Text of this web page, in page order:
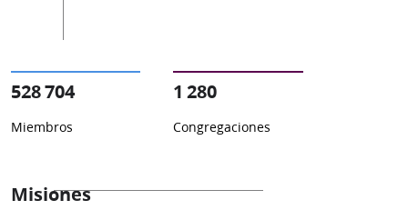
528 704
Miembros
1 280
Congregaciones
Misiones